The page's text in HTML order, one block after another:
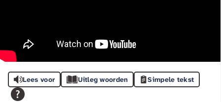
Lees voor Uitleg woorden Simpele tekst